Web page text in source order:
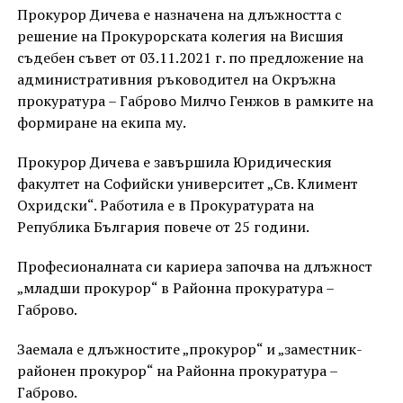
Прокурор Дичева е назначена на длъжността с
решение на Прокурорската колегия на Висшия
съдебен съвет от 03.11.2021 г. по предложение на
административния ръководител на Окръжна
прокуратура – Габрово Милчо Генжов в рамките на
формиране на екипа му.
Прокурор Дичева е завършила Юридическия
факултет на Софийски университет „Св. Климент
Охридски“. Работила е в Прокуратурата на
Република България повече от 25 години.
Професионалната си кариера започва на длъжност
„младши прокурор“ в Районна прокуратура –
Габрово.
Заемала е длъжностите „прокурор“ и „заместник-
районен прокурор“ на Районна прокуратура –
Габрово.